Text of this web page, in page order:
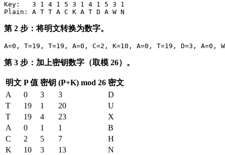
Key:   3 1 4 1 5 3 1 4 1 5 3 1
第 2 步：将明文转换为数字。
第 3 步：加上密钥数字（取模 26）。
明文 P 值 密钥 (P+K) mod 26 密文
A
0 3 3
D
T
19 1 20
U
T
19 4 23
X
A
0 1 1
B
C
2 5 7
H
K
10 3 13
N